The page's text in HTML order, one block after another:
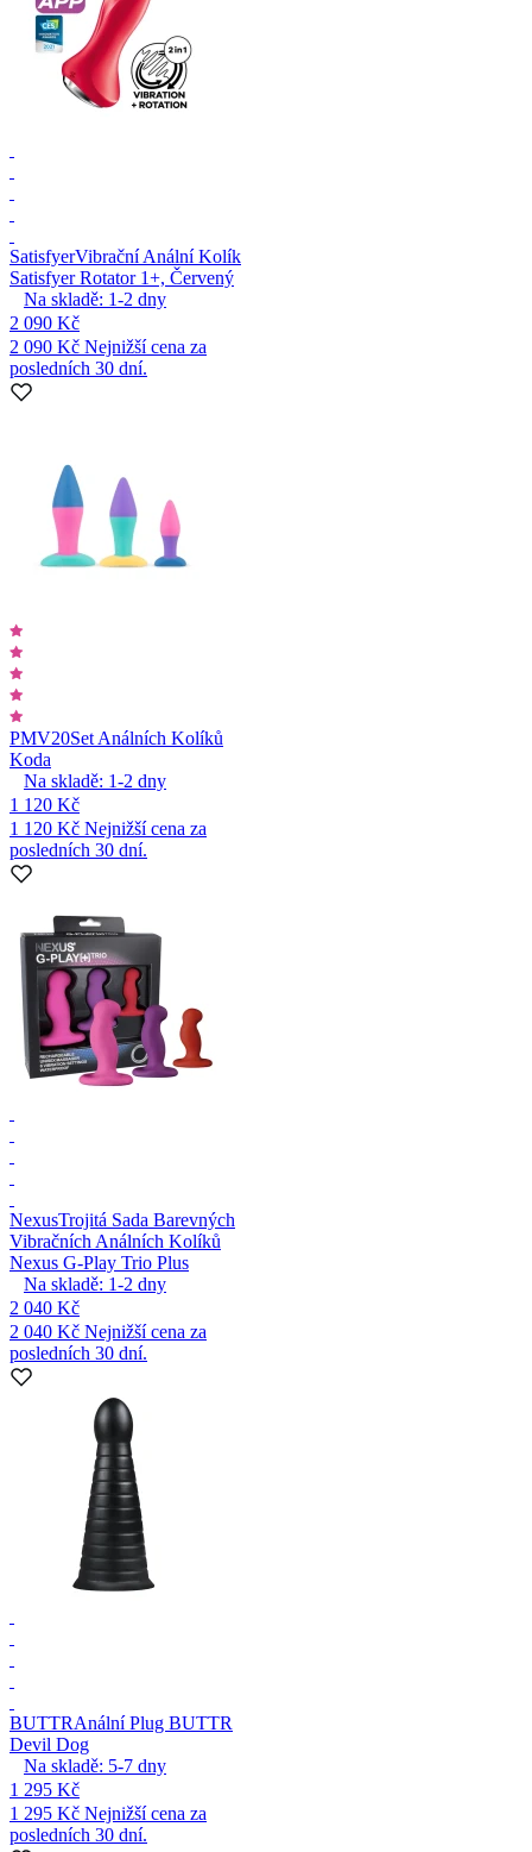
SatisfyerVibrační Anální Kolík
Satisfyer Rotator 1+, Červený
Na skladě: 1-2 dny
2 090 Kč
2 090 Kč Nejnižší cena za
posledních 30 dní.
PMV20Set Análních Kolíků
Koda
Na skladě: 1-2 dny
1 120 Kč
1 120 Kč Nejnižší cena za
posledních 30 dní.
NexusTrojitá Sada Barevných
Vibračních Análních Kolíků
Nexus G-Play Trio Plus
Na skladě: 1-2 dny
2 040 Kč
2 040 Kč Nejnižší cena za
posledních 30 dní.
BUTTRAnální Plug BUTTR
Devil Dog
Na skladě: 5-7 dny
1 295 Kč
1 295 Kč Nejnižší cena za
posledních 30 dní.